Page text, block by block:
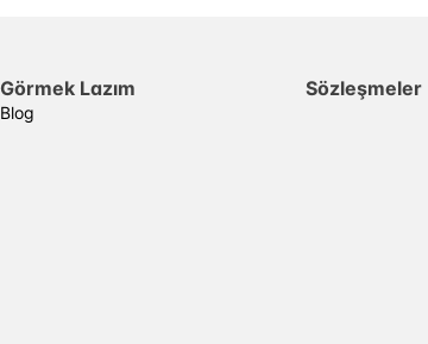
Görmek Lazım
Blog
Sözleşmeler